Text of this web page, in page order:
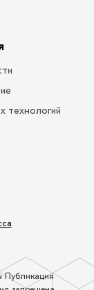
технологий
Публикация